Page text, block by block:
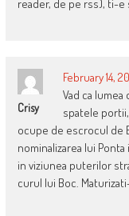
reader, de pe rss), ti-e
Crisy
February 14,
Vad ca
spatele
ocupe de escrocul de
nominalizarea lui
in viziunea puterilor
curul lui Boc.